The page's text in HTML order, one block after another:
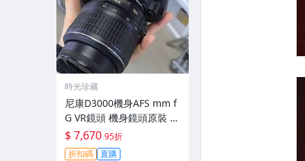
時光珍藏
尼康D3000機身AFS mm f
G VR鏡頭 機身鏡頭原裝 無
拆修無翻新 有輕微使用痕
跡 鏡頭-3430
$ 7,670 95折
折扣碼 直購